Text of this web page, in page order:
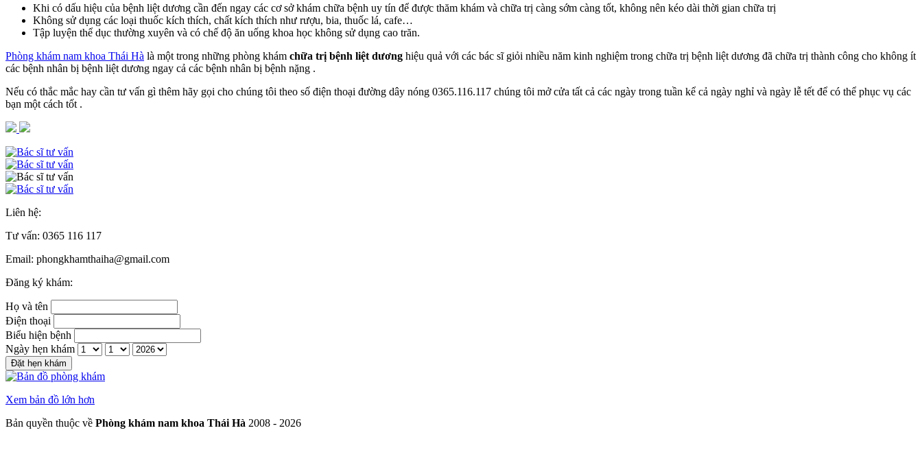
Khi có dấu hiệu của bệnh liệt dương cần đến ngay các cơ sở khám chữa bệnh uy tín để được thăm khám và chữa trị càng sớm càng tốt, không nên kéo dài thời gian chữa trị
Không sử dụng các loại thuốc kích thích, chất kích thích như rượu, bia, thuốc lá, cafe…
Tập luyện thể dục thường xuyên và có chế độ ăn uống khoa học không sử dụng cao trăn.
Phòng khám nam khoa Thái Hà là một trong những phòng khám chữa trị bệnh liệt dương hiệu quả với các bác sĩ giỏi nhiều năm kinh nghiệm trong chữa trị bệnh liệt dương đã chữa trị thành công cho không ít
các bệnh nhân bị bệnh liệt dương ngay cả các bệnh nhân bị bệnh nặng .
Nếu có thắc mắc hay cần tư vấn gì thêm hãy gọi cho chúng tôi theo số điện thoại đường dây nóng 0365.116.117 chúng tôi mở cửa tất cả các ngày trong tuần kể cả ngày nghỉ và ngày lễ tết để có thể phục vụ các
bạn một cách tốt .
Liên hệ:
Tư vấn: 0365 116 117
Email: phongkhamthaiha@gmail.com
Đăng ký khám:
Họ và tên
Điện thoại
Biểu hiện bệnh
Ngày hẹn khám
Đặt hẹn khám
Xem bản đồ lớn hơn
Bản quyền thuộc về Phòng khám nam khoa Thái Hà 2008 - 2026